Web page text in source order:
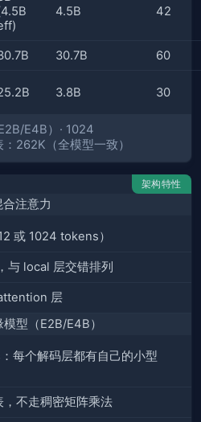
4.5B 42
30.7B 60
3.8B 30
E4B）· 1024
262K（全模型一致）
架构特性
合注意力
或 1024 tokens）
与 local 层交错排列
层
型（E2B/E4B）
每个解码层都有自己的小型
不走稠密矩阵乘法